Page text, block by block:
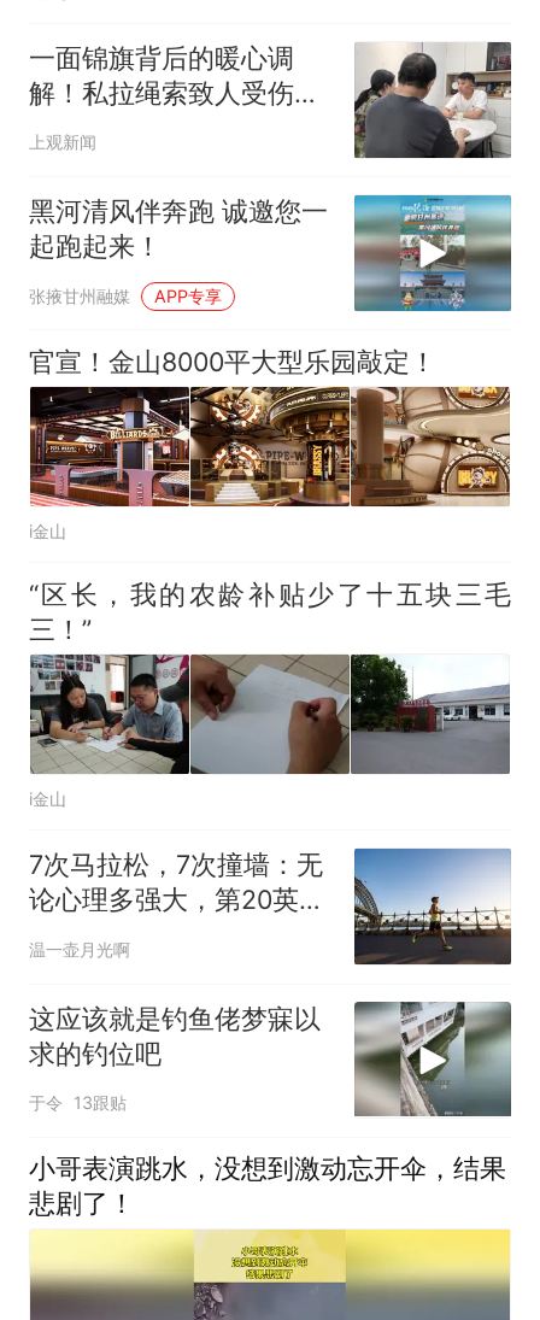
一面锦旗背后的暖心调
解！私拉绳索致人受伤，
警邻和事屋巧解困境
上观新闻
黑河清风伴奔跑 诚邀您一
起跑起来！
张掖甘州融媒 APP专享
官宣！金山8000平大型乐园敲定！
i金山
“区长，我的农龄补贴少了十五块三毛
三！”
i金山
7次马拉松，7次撞墙：无
论心理多强大，第20英里
总会找到你
温一壶月光啊
这应该就是钓鱼佬梦寐以
求的钓位吧
于令 13跟贴
小哥表演跳水，没想到激动忘开伞，结果
悲剧了！